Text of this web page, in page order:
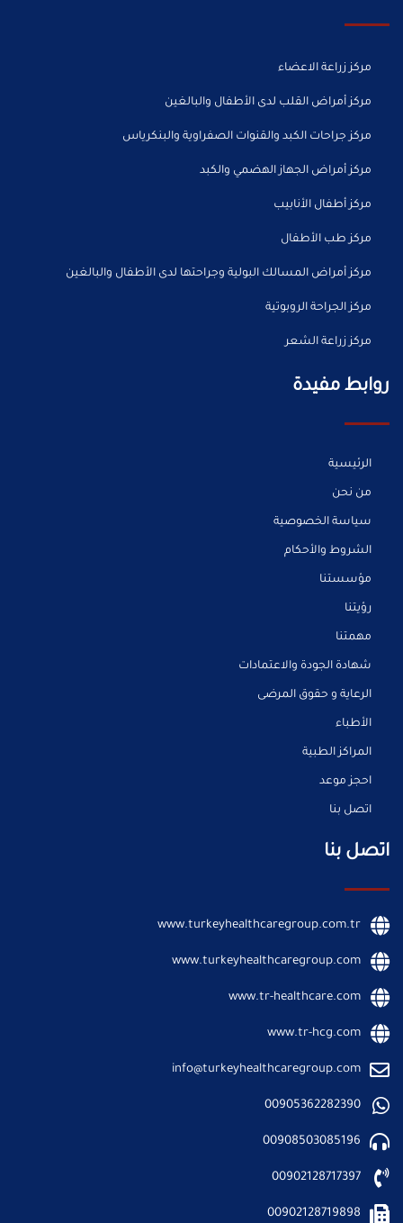
مركز زراعة الاعضاء
مركز أمراض القلب لدى الأطفال والبالغين
مركز جراحات الكبد والقنوات الصفراوية والبنكرياس
مركز أمراض الجهاز الهضمي والكبد
مركز أطفال الأنابيب
مركز طب الأطفال
مركز أمراض المسالك البولية وجراحتها لدى الأطفال والبالغين
مركز الجراحة الروبوتية
مركز زراعة الشعر
روابط مفيدة
الرئيسية
من نحن
سياسة الخصوصية
الشروط والأحكام
مؤسستنا
رؤيتنا
مهمتنا
شهادة الجودة والاعتمادات
الرعاية و حقوق المرضى
الأطباء
المراكز الطبية
احجز موعد
اتصل بنا
اتصل بنا
www.turkeyhealthcaregroup.com.tr
www.turkeyhealthcaregroup.com
www.tr-healthcare.com
www.tr-hcg.com
info@turkeyhealthcaregroup.com
00905362282390
00908503085196
00902128717397
00902128719898